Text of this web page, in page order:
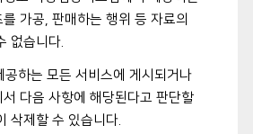
가공, 판매하는 행위 등 자료의
없습니다.
하는 모든 서비스에 게시되거나
다음 사항에 해당된다고 판단할
삭제할 수 있습니다.